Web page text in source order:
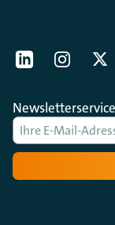
[Der ZDH in den
LinkedIninstagram
Newsletterservice